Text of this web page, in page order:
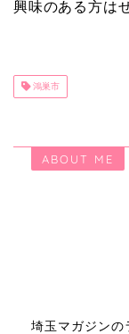
興味のある方は
鴻巣市
ABOUT ME
埼玉マガジンの